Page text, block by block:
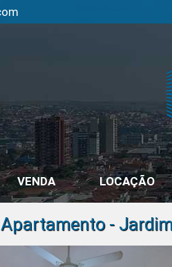
VENDA LOCAÇÃO
Apartamento -